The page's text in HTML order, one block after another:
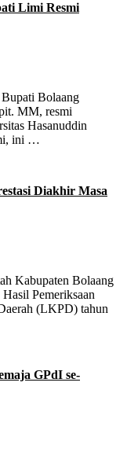
Limi Resmi
Bolaang
MM, resmi
Hasanuddin
ini …
Diakhir Masa
Kabupaten Bolaang
Pemeriksaan
(LKPD) tahun
GPdI se-